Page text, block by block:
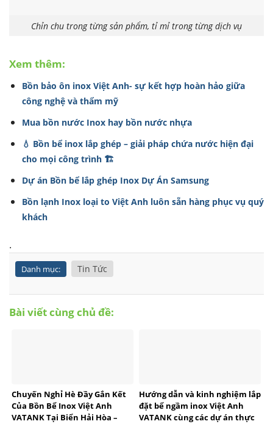
Chỉn chu trong từng sản phẩm, tỉ mỉ trong từng dịch vụ
Xem thêm:
Bồn bảo ôn inox Việt Anh- sự kết hợp hoàn hảo giữa
công nghệ và thẩm mỹ
Mua bồn nước Inox hay bồn nước nhựa
💧 Bồn bể inox lắp ghép – giải pháp chứa nước hiện đại
cho mọi công trình 🏗
Dự án Bồn bể lắp ghép Inox Dự Án Samsung
Bồn lạnh Inox loại to Việt Anh luôn sẵn hàng phục vụ quý
khách
.
Danh mục: Tin Tức
Bài viết cùng chủ đề:
Chuyến Nghỉ Hè Đầy Gắn Kết
Của Bồn Bể Inox Việt Anh
VATANK Tại Biển Hải Hòa –
Hướng dẫn và kinh nghiệm lắp
đặt bể ngầm inox Việt Anh
VATANK cùng các dự án thực